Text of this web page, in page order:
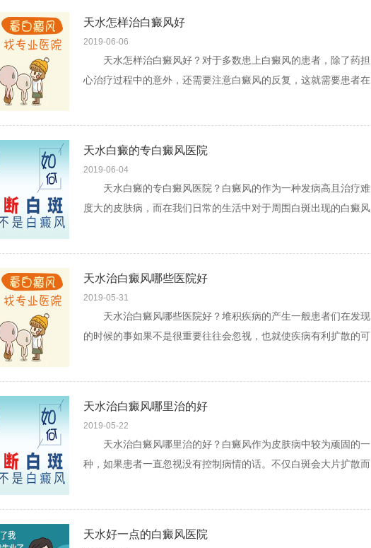
天水怎样治白癜风好
2019-06-06
天水怎样治白癜风好？对于多数患上白癜风的患者，除了药担
心治疗过程中的意外，还需要注意白癜风的反复，这就需要患者在
天水白癜的专白癜风医院
2019-06-04
天水白癜的专白癜风医院？白癜风的作为一种发病高且治疗难
度大的皮肤病，而在我们日常的生活中对于周围白斑出现的白癜风
天水治白癜风哪些医院好
2019-05-31
天水治白癜风哪些医院好？堆积疾病的产生一般患者们在发现
的时候的事如果不是很重要往往会忽视，也就使疾病有利扩散的可
天水治白癜风哪里治的好
2019-05-22
天水治白癜风哪里治的好？白癜风作为皮肤病中较为顽固的一
种，如果患者一直忽视没有控制病情的话。不仅白斑会大片扩散而
天水好一点的白癜风医院